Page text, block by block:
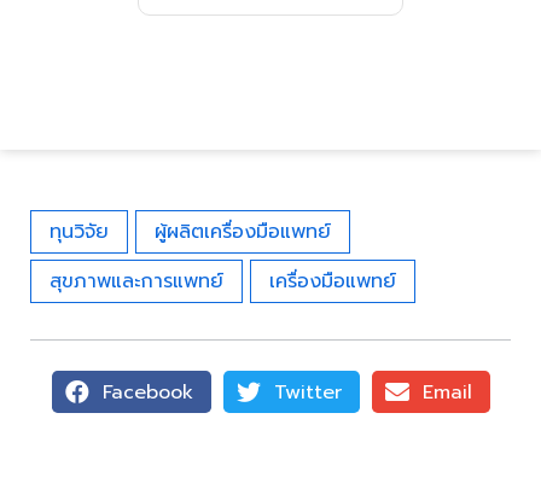
ทุนวิจัย
ผู้ผลิตเครื่องมือแพทย์
สุขภาพและการแพทย์
เครื่องมือแพทย์
Facebook Twitter Email